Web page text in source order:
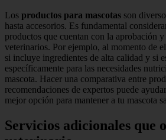
Los productos para mascotas son
hasta accesorios. Es fundamental
productos que cuentan con la aprobación
veterinarios. Por ejemplo, al momento de
si incluye ingredientes de alta calidad y si
específicamente para las necesidades
mascota. Hacer una comparativa entre
recomendaciones de expertos puede
mejor opción para mantener a tu mascota
Servicios adicionales que